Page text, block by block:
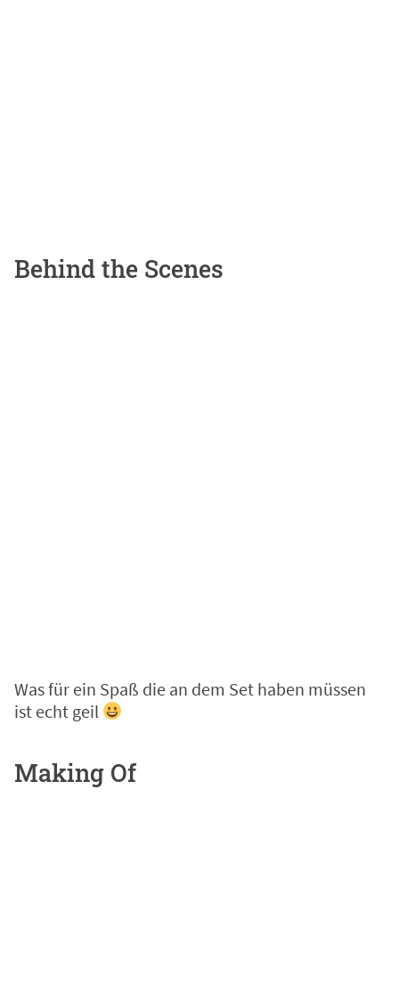
Behind the Scenes
Was für ein Spaß die an dem Set haben müssen
ist echt geil
Making Of